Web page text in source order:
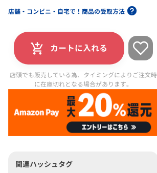
店舗・コンビニ・自宅で！商品の受取方法
カートに入れる
店頭でも販売している為、タイミングによりご注文時
に在庫切れとなる場合があります。
関連ハッシュタグ